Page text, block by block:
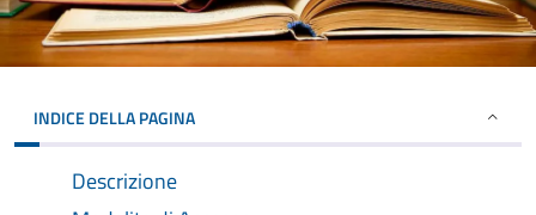
INDICE DELLA PAGINA
Descrizione